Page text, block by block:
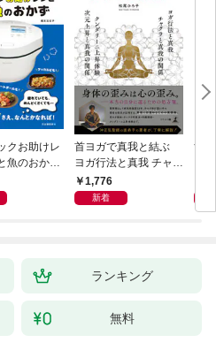
クお助けレ
魚のおか
料＆調味
はスイッチ
首ヨガで真我と結ぶ
ヨガ行法と真我 チャク
ラと真我の関係 クンダ
リーニ上昇体験 次元上
1,776
新着
す
ランキング
無料